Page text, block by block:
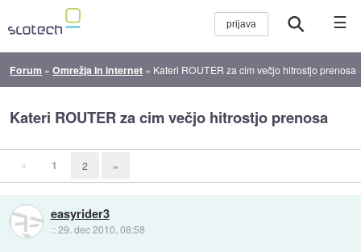
☰
Forum »Omrežja in internet » Kateri ROUTER za cim večjo hitrostjo prenosa
Kateri ROUTER za cim večjo hitrostjo prenosa
« 1 2 »
easyrider3
::29. dec 2010, 08:58